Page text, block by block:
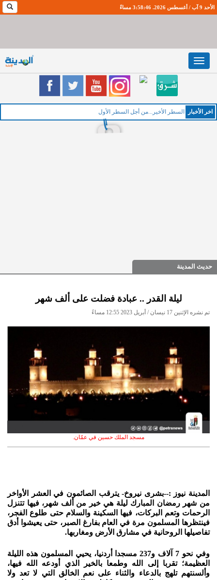
الأحد 9 آب / أغسطس 2026. 3:58:47 مساءً
Toggle
navigation
اخر اﻷخبار الخمي
حديث المدينة
ليلة القدر .. عبادة فضلت على ألف شهر
تم نشره الإثنين 17 نيسان / أبريل 2023 12:55 مساءً
مسجد الملك حسين في عمّان.
المدينة نيوز :--بشرى نيروخ- يترقب الصائمون في العشر الأواخر
من شهر رمضان المبارك ليلة هي خير من ألف شهر، فيها تتنزل
الرحمات وتعم البركات، فيها السكينة والسلام حتى طلوع الفجر،
فينتظرها المسلمون مرة في العام بفارغ الصبر، حتى يعيشوا أدق
تفاصيلها الروحانية في مشارق الأرض ومغاربها.
وفي نحو 7 آلاف و237 مسجدا أردنيا، يحيي المسلمون هذه الليلة
العظيمة؛ تقربا إلى الله وطمعا بالخير الذي أودعه الله فيها،
وألسنتهم تلهج بالدعاء والثناء على نعم الخالق التي لا تعد ولا